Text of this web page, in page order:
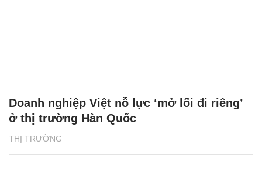
THỊ TRƯỜNG
Doanh nghiệp Việt nỗ lực ‘mở lối đi riêng’
ở thị trường Hàn Quốc